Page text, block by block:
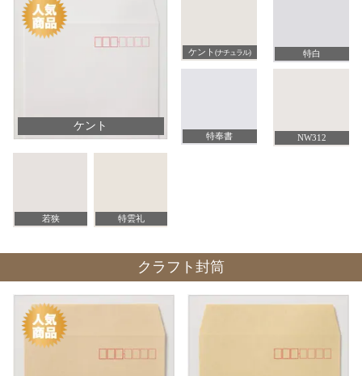
ケント
ケント(ナチュラル) 特白
特奉書 NW312
若狭 特雲礼
クラフト封筒